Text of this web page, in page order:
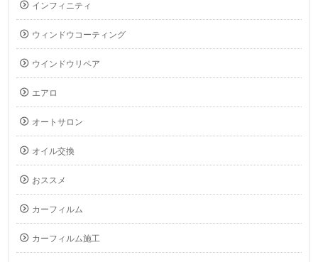
インフィニティ
ウィンドウコーティング
ウインドウリペア
エアロ
オートサロン
オイル交換
おススメ
カーフィルム
カーフィルム施工